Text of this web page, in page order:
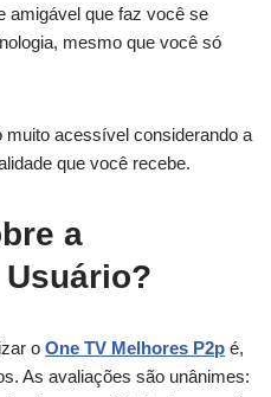
amigável que faz você se
mesmo que você só
muito acessível considerando a
que você recebe.
a
o One TV Melhores P2p é,
As avaliações são unânimes: